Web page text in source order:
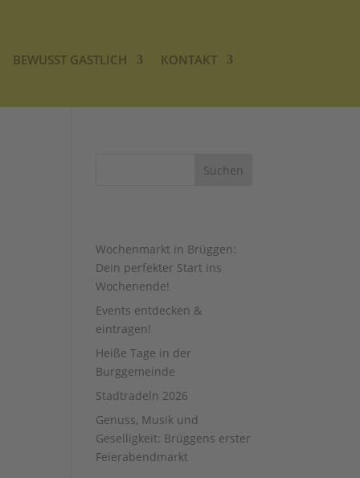
BEWUSST GASTLICH KONTAKT
Wochenmarkt in Brüggen:
Dein perfekter Start ins
Wochenende!
Events entdecken &
eintragen!
Heiße Tage in der
Burggemeinde
Stadtradeln 2026
Genuss, Musik und
Geselligkeit: Brüggens erster
Feierabendmarkt